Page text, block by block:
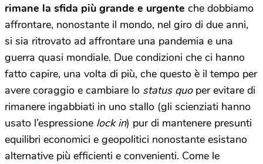
rimane la sfida più grande e urgente che dobbiamo
affrontare, nonostante il mondo, nel giro di due anni,
si sia ritrovato ad affrontare una pandemia e una
guerra quasi mondiale. Due condizioni che ci hanno
fatto capire, una volta di più, che questo è il tempo per
avere coraggio e cambiare lo status quoper evitare di
rimanere ingabbiati in uno stallo (gli scienziati hanno
usato l’espressione lock in) pur di mantenere presunti
equilibri economici e geopolitici nonostante esistano
alternative più efficienti e convenienti. Come le